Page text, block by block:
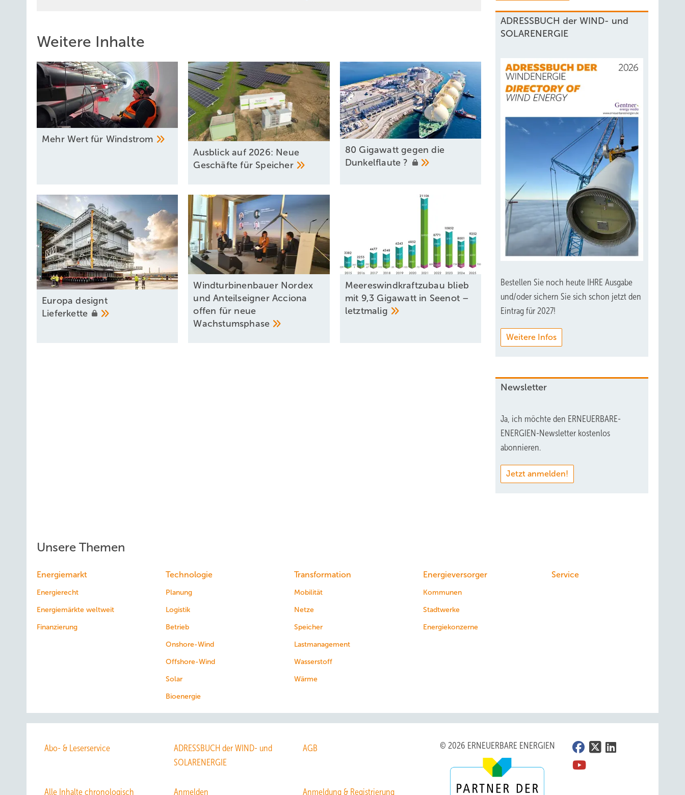
Weitere Inhalte
Mehr Wert für Windstrom
Ausblick auf 2026: Neue
Geschäfte für Speicher
80 Gigawatt gegen die
Dunkelflaute?
Europa designt
Lieferkette
Windturbinenbauer Nordex
und Anteilseigner Acciona
offen für neue
Wachstumsphase
Meereswindkraftzubau blieb
mit 9,3 Gigawatt in Seenot –
letztmalig
ADRESSBUCH der WIND- und
SOLARENERGIE
Bestellen Sie noch heute IHRE Ausgabe
und/oder sichern Sie sich schon jetzt den
Eintrag für 2027!
Weitere Infos
Newsletter
Ja, ich möchte den ERNEUERBARE-
ENERGIEN-Newsletter kostenlos
abonnieren.
Jetzt anmelden!
Unsere Themen
Energiemarkt
Energierecht
Energiemärkte weltweit
Finanzierung
Technologie
Planung
Logistik
Betrieb
Onshore-Wind
Offshore-Wind
Solar
Bioenergie
Transformation
Mobilität
Netze
Speicher
Lastmanagement
Wasserstoff
Wärme
Energieversorger
Kommunen
Stadtwerke
Energiekonzerne
Service
Abo- & Leserservice
ADRESSBUCH der WIND- und
SOLARENERGIE
AGB
Alle Inhalte chronologisch Anmelden Anmeldung & Registrierung
© 2026 ERNEUERBARE ENERGIEN